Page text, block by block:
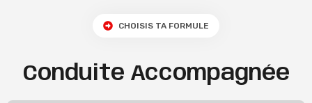
CHOISIS TA FORMULE
Conduite Accompagnée